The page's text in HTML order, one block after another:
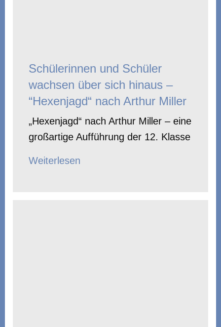
Schülerinnen und Schüler
wachsen über sich hinaus –
“Hexenjagd“ nach Arthur Miller
„Hexenjagd“ nach Arthur Miller – eine
großartige Aufführung der 12. Klasse
Weiterlesen